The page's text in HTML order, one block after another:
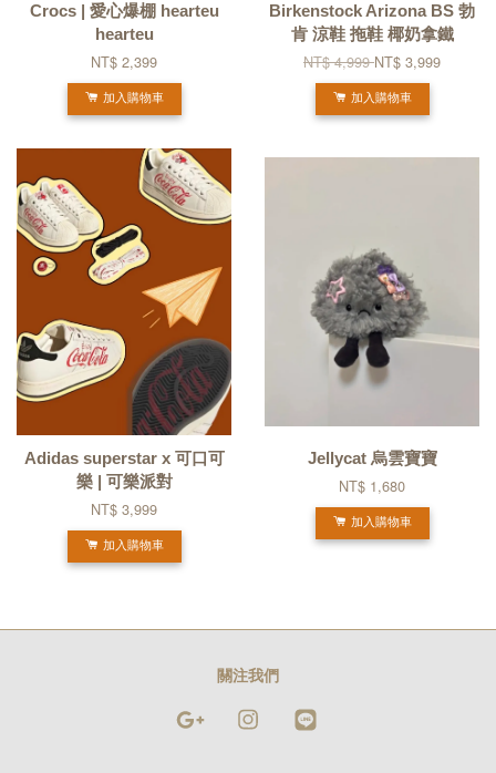
Crocs | 愛心爆棚 hearteu
hearteu
NT$ 2,399
加入購物車
Birkenstock Arizona BS 勃
肯 涼鞋 拖鞋 椰奶拿鐵
NT$ 4,999NT$ 3,999
加入購物車
Adidas superstar x 可口可
樂 | 可樂派對
NT$ 3,999
加入購物車
Jellycat 烏雲寶寶
NT$ 1,680
加入購物車
關注我們
Google Instagram